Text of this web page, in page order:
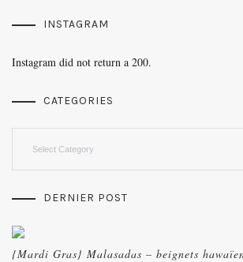
INSTAGRAM
Instagram did not return a 200.
CATEGORIES
DERNIER POST
{Mardi Gras} Malasadas – beignets